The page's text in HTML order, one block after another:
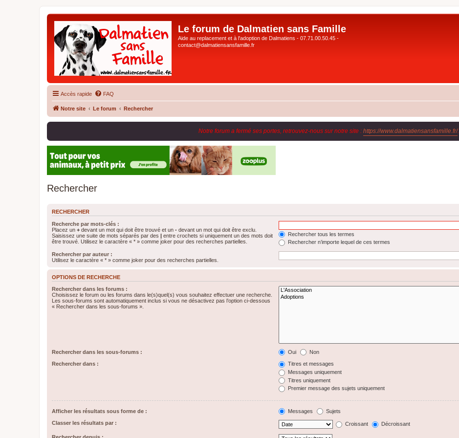
Le forum de Dalmatien sans Famille
Aide au replacement et à l'adoption de Dalmatiens - 07.71.00.50.45 -
contact@dalmatiensansfamille.fr
Accès rapide FAQ
Notre site Le forum Rechercher
Notre forum a fermé ses portes, retrouvez-nous sur notre site : https://www.dalmatiensansfamille.fr/.
Rechercher
RECHERCHER
Recherche par mots-clés :
Placez un + devant un mot qui doit être trouvé et un - devant un mot qui doit être exclu.
Saisissez une suite de mots séparés par des | entre crochets si uniquement un des mots doit
être trouvé. Utilisez le caractère « * » comme joker pour des recherches partielles.
Rechercher tous les termes
Rechercher n’importe lequel de ces termes
Rechercher par auteur :
Utilisez le caractère « * » comme joker pour des recherches partielles.
OPTIONS DE RECHERCHE
Rechercher dans les forums :
Choisissez le forum ou les forums dans le(s)quel(s) vous souhaitez effectuer une recherche.
Les sous-forums sont automatiquement inclus si vous ne désactivez pas l’option ci-dessous
« Rechercher dans les sous-forums ».
Rechercher dans les sous-forums : Oui Non
Rechercher dans :
Titres et messages
Messages uniquement
Titres uniquement
Premier message des sujets uniquement
Afficher les résultats sous forme de : Messages Sujets
Classer les résultats par : Croissant Décroissant